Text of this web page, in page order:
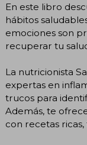
En este libro
hábitos
emociones son
recuperar tu
La nutricionista
expertas en
trucos para
Además, te
con recetas ricas,